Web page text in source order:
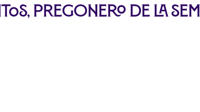
Pregonero de la